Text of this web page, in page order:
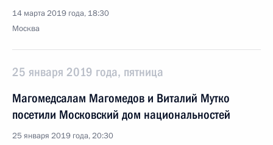
14 марта 2019 года, 18:30
Москва
25 января 2019 года, пятница
Магомедсалам Магомедов и Виталий Мутко
посетили Московский дом национальностей
25 января 2019 года, 20:30